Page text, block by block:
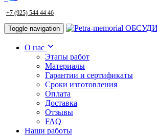
+7 (925) 544 44 46
Toggle navigation
О нас
Этапы работ
Материалы
Гарантии и сертификаты
Сроки изготовления
Оплата
Доставка
Отзывы
FAQ
Наши работы